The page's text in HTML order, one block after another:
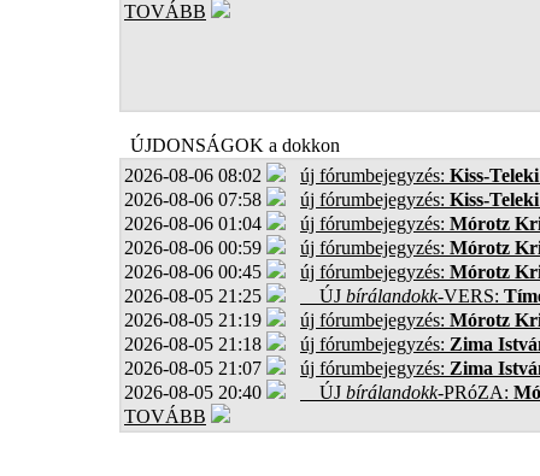
TOVÁBB
ÚJDONSÁGOK a dokkon
2026-08-06 08:02
új fórumbejegyzés: Kiss-
2026-08-06 07:58
új fórumbejegyzés: Kiss-
2026-08-06 01:04
új fórumbejegyzés: Mórotz
2026-08-06 00:59
új fórumbejegyzés: Mórotz
2026-08-06 00:45
új fórumbejegyzés: Mórotz
2026-08-05 21:25
ÚJ bírálandokk-VERS:
2026-08-05 21:19
új fórumbejegyzés: Mórotz
2026-08-05 21:18
új fórumbejegyzés: Zima
2026-08-05 21:07
új fórumbejegyzés: Zima
2026-08-05 20:40
ÚJ bírálandokk-PRóZA:
TOVÁBB